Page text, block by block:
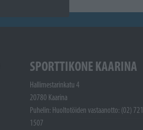
SPORTTIKONE KAARINA
Hallimestarinkatu 4
20780 Kaarina
Puhelin: Huoltotöiden vastaanotto: (02) 721
1507